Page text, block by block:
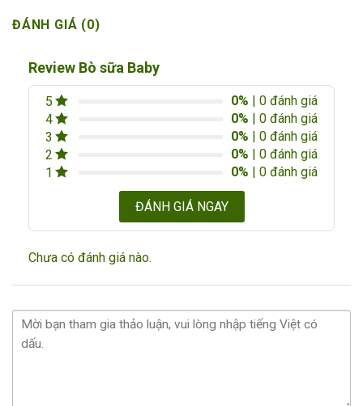
ĐÁNH GIÁ (0)
Review Bò sữa Baby
5 0% | 0 đánh giá
4
0% | 0 đánh giá
3
0% | 0 đánh giá
2
0% | 0 đánh giá
1
0% | 0 đánh giá
ĐÁNH GIÁ NGAY
Chưa có đánh giá nào.